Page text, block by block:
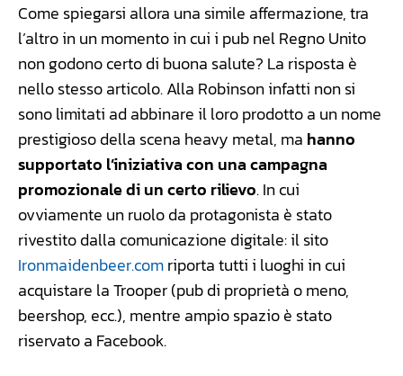
Come spiegarsi allora una simile affermazione, tra
l’altro in un momento in cui i pub nel Regno Unito
non godono certo di buona salute? La risposta è
nello stesso articolo. Alla Robinson infatti non si
sono limitati ad abbinare il loro prodotto a un nome
prestigioso della scena heavy metal, ma hanno
supportato l’iniziativa con una campagna
promozionale di un certo rilievo. In cui
ovviamente un ruolo da protagonista è stato
rivestito dalla comunicazione digitale: il sito
Ironmaidenbeer.comriporta tutti i luoghi in cui
acquistare la Trooper (pub di proprietà o meno,
beershop, ecc.), mentre ampio spazio è stato
riservato a Facebook.